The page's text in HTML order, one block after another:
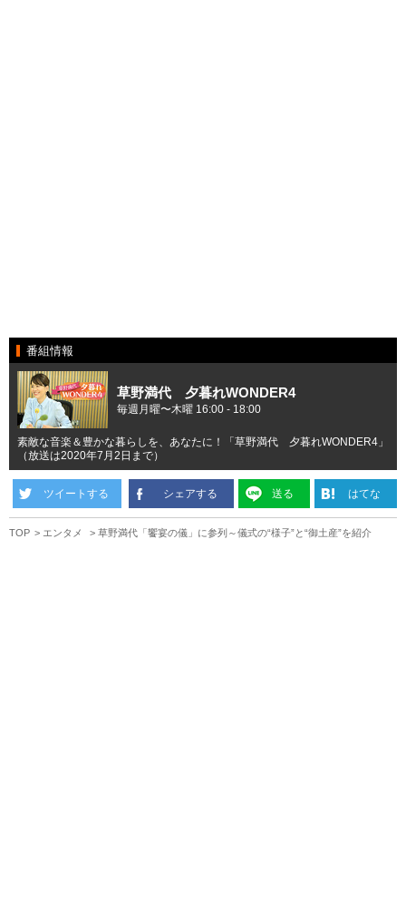
番組情報
草野満代 夕暮れWONDER4
毎週月曜〜木曜 16:00 - 18:00
素敵な音楽＆豊かな暮らしを、あなたに！「草野満代 夕暮れWONDER4」
（放送は2020年7月2日まで）
ツイートする シェアする 送る はてな
TOP エンタメ 草野満代「饗宴の儀」に参列～儀式の“様子”と“御土産”を紹介